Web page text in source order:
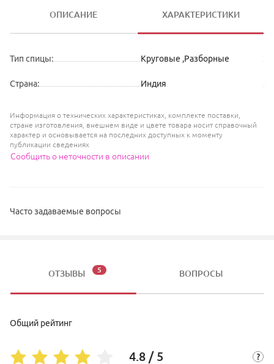
ОПИСАНИЕ ХАРАКТЕРИСТИКИ
Тип спицы: Круговые ,Разборные
Страна: Индия
Информация о технических характеристиках, комплекте поставки,
стране изготовления, внешнем виде и цвете товара носит справочный
характер и основывается на последних доступных к моменту
публикации сведениях
Сообщить о неточности в описании
Часто задаваемые вопросы
ОТЗЫВЫ 5 ВОПРОСЫ
Общий рейтинг
4.8 / 5